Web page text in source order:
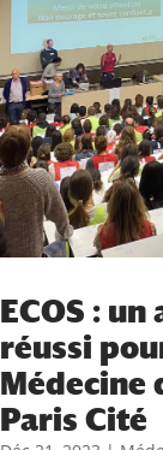
ECOS :
réussi
Médecine
Paris Cité